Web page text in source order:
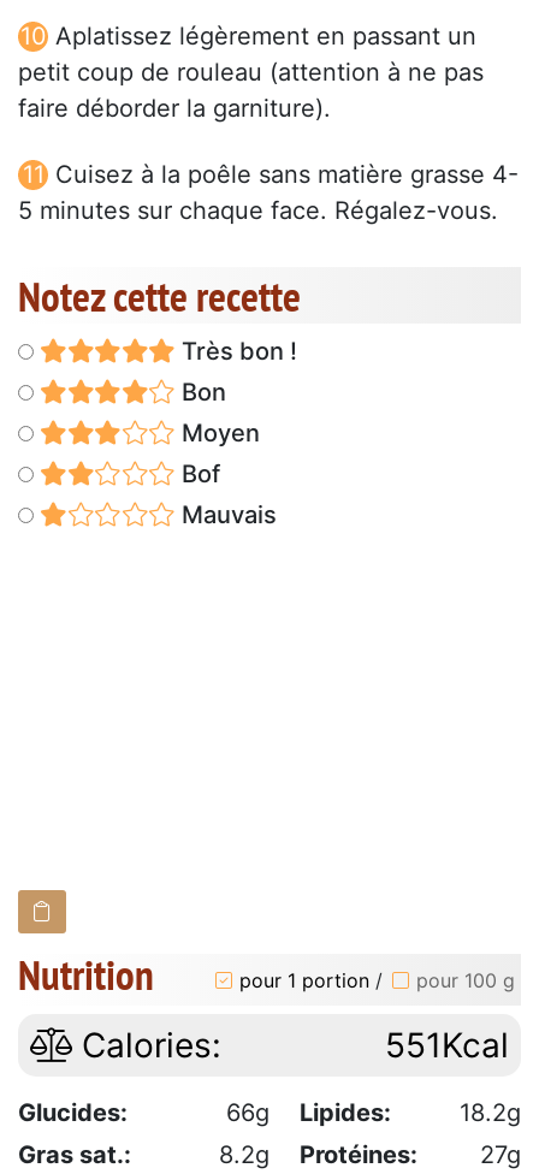
Aplatissez légèrement en passant un
petit coup de rouleau (attention à ne pas
faire déborder la garniture).
Cuisez à la poêle sans matière grasse 4-
5 minutes sur chaque face. Régalez-vous.
Notez cette recette
Très bon !
Bon
Moyen
Bof
Mauvais
Nutrition pour 1 portion / pour 100 g
Calories: 551Kcal
Glucides: 66g Lipides:
18.2g
Gras sat.:
8.2g Protéines:
27g